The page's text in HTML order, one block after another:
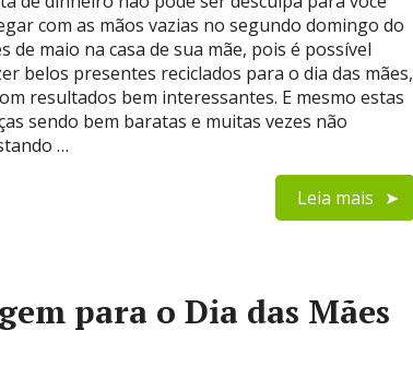
com as mãos vazias no segundo domingo do
de maio na casa de sua mãe, pois é possível
belos presentes reciclados para o dia das mães,
resultados bem interessantes. E mesmo estas
sendo bem baratas e muitas vezes não
…
Leia mais
para o Dia das Mães